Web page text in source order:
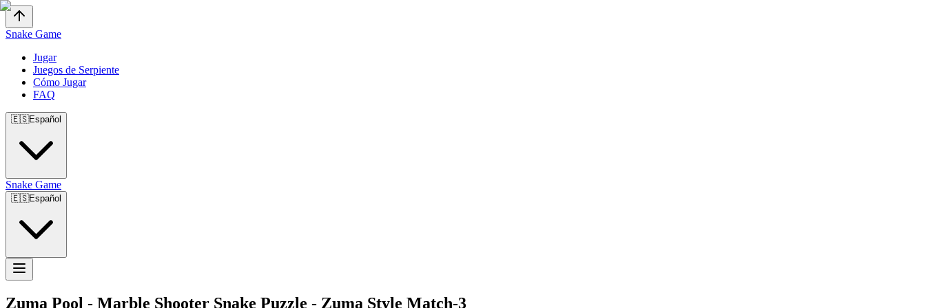
Snake Game
Jugar
Juegos de Serpiente
Cómo Jugar
FAQ
🇪🇸Español
Snake Game
🇪🇸Español
Zuma Pool - Marble Shooter Snake Puzzle - Zuma Style Match-3